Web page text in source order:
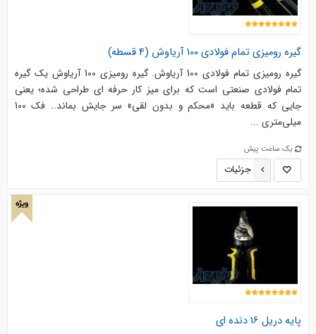
گیره رومیزی تمام فولادی 100 آریاوش (4 قسطه)
گیره رومیزی تمام فولادی 100 آریاوش. گیره رومیزی 100 آریاوش یک گیره
تمام‌ فولادی صنعتی است که برای میز کار حرفه‌ ای طراحی شده؛ یعنی
جایی که قطعه باید «محکم و بدون لقی» سر جایش بماند.. فک 100
میلی‌متری ...
یک ساعت پیش
جزئیات
ویژه
پایه دریل 16 دنده ای